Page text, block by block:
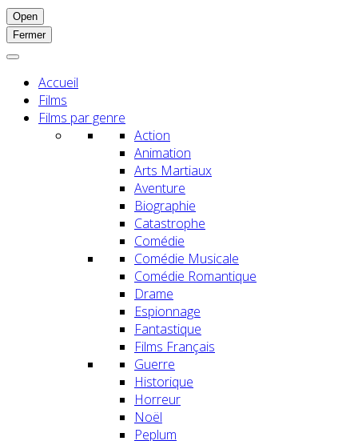
Open
Fermer
Accueil
Films
Films par genre
Action
Animation
Arts Martiaux
Aventure
Biographie
Catastrophe
Comédie
Comédie Musicale
Comédie Romantique
Drame
Espionnage
Fantastique
Films Français
Guerre
Historique
Horreur
Noël
Peplum